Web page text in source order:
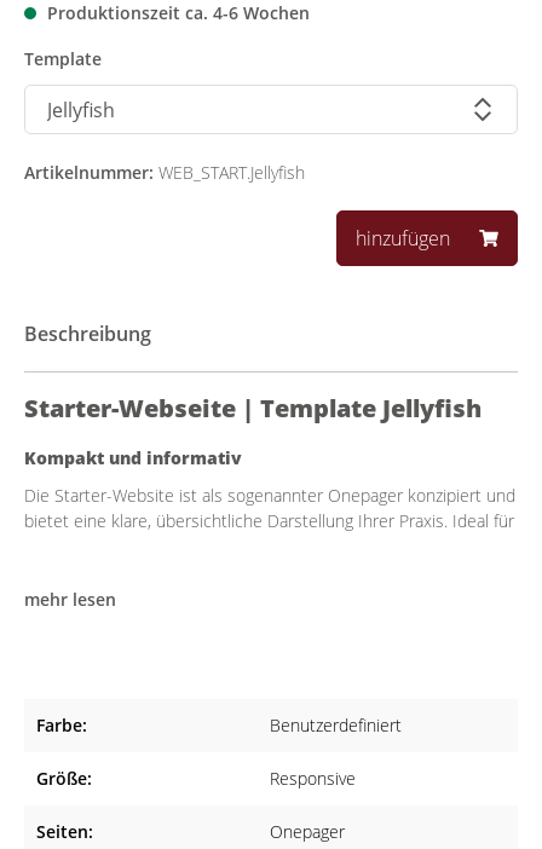
Produktionszeit ca. 4-6 Wochen
Templateauswählen
Artikelnummer: WEB_START.Jellyfish
hinzufügen
Beschreibung
Starter-Webseite | Template Jellyfish
Kompakt und informativ
Die Starter-Website ist als sogenannter Onepager konzipiert und
bietet eine klare, übersichtliche Darstellung Ihrer Praxis. Ideal für
Patienten finden hier schnell alle wichtigen Informationen.
Aktuelle Hinweise (z. B. Urlaubszeiten)
vorhanden)
Inhaltlich jederzeit erweiterbar
mehr lesen
Farbe: Benutzerdefiniert
Größe: Responsive
Seiten: Onepager